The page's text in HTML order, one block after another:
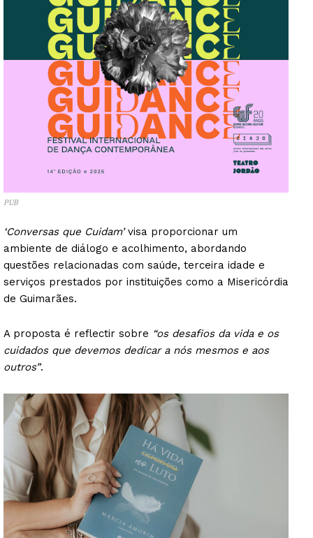
PUB
‘Conversas que Cuidam’visa proporcionar um
ambiente de diálogo e acolhimento, abordando
questões relacionadas com saúde, terceira idade e
serviços prestados por instituições como a Misericórdia
de Guimarães.
A proposta é reflectir sobre “os desafios da vida e os
cuidados que devemos dedicar a nós mesmos e aos
outros”.